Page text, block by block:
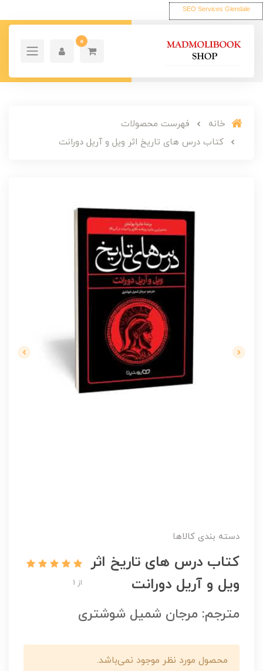
SEO Services Glendale
0
خانه
فهرست محصولات
کتاب درس های تاریخ اثر ویل و آریل دورانت
دسته بندی کالاها
کتاب درس های تاریخ اثر
ویل و آریل دورانت
از 1
مترجم: مرجان شمیل شوشتری
محصول مورد نظر موجود نمی‌باشد.